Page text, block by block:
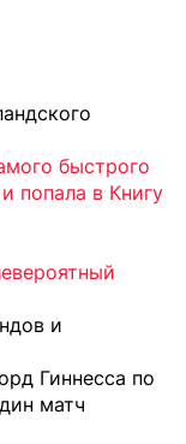
быстрого
попала в Книгу
и
Гиннесса по
матч